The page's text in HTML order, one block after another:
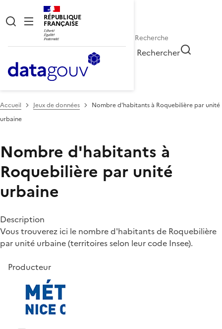
RÉPUBLIQUE
FRANÇAISE
Rechercher
Accueil Jeux de données
Nombre d'habitants à Roquebilière par unité
urbaine
Nombre d'habitants à
Roquebilière par unité
urbaine
Description
Vous trouverez ici le nombre d'habitants de Roquebilière
par unité urbaine (territoires selon leur code Insee).
Producteur